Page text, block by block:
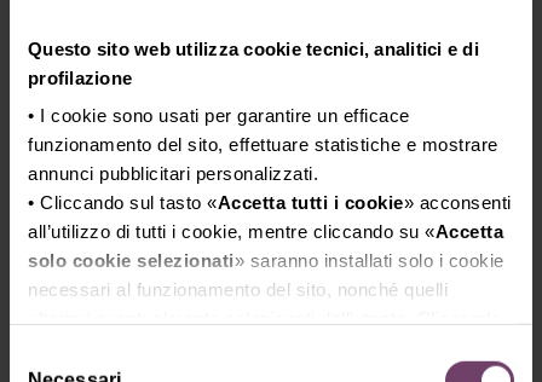
Questo sito web utilizza cookie tecnici, analitici e di
profilazione
• I cookie sono usati per garantire un efficace
funzionamento del sito, effettuare statistiche e mostrare
annunci pubblicitari personalizzati.
• Cliccando sul tasto «Accetta tutti i cookie» acconsenti
all’utilizzo di tutti i cookie, mentre cliccando su «Accetta
solo cookie selezionati» saranno installati solo i cookie
necessari al funzionamento del sito, nonché quelli
tecnici.
Vinitaly International
Academy e wine2wine Vinitaly
Business Forum
L’edizione 2025 ha introdotto due componenti
fondamentali dell’ecosistema Vinitaly:
Vinitaly International Academy (VIA): percorsi
formativi e degustazioni curate da esperti
internazionali per approfondire la conoscenza del